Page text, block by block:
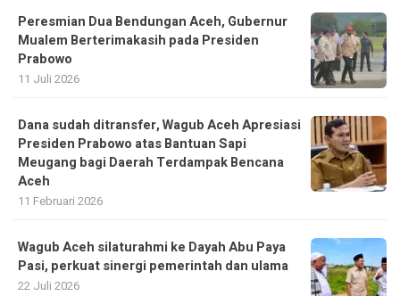
Peresmian Dua Bendungan Aceh, Gubernur
Mualem Berterimakasih pada Presiden
Prabowo
11 Juli 2026
Dana sudah ditransfer, Wagub Aceh Apresiasi
Presiden Prabowo atas Bantuan Sapi
Meugang bagi Daerah Terdampak Bencana
Aceh ‎
11 Februari 2026
Wagub Aceh silaturahmi ke Dayah Abu Paya
Pasi, perkuat sinergi pemerintah dan ulama
22 Juli 2026